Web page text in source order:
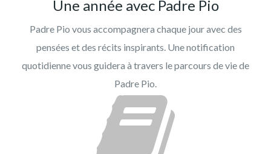
Une année avec Padre Pio
Padre Pio vous accompagnera chaque jour avec des
pensées et des récits inspirants. Une notification
quotidienne vous guidera à travers le parcours de vie de
Padre Pio.